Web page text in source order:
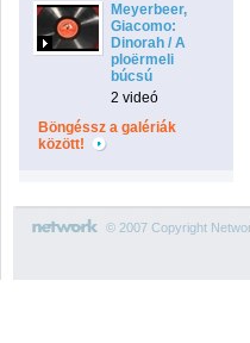
Meyerbeer,
Giacomo:
Dinorah / A
ploërmeli
búcsú
2 videó
Böngéssz a galériák
között!
© 2007 Copyright